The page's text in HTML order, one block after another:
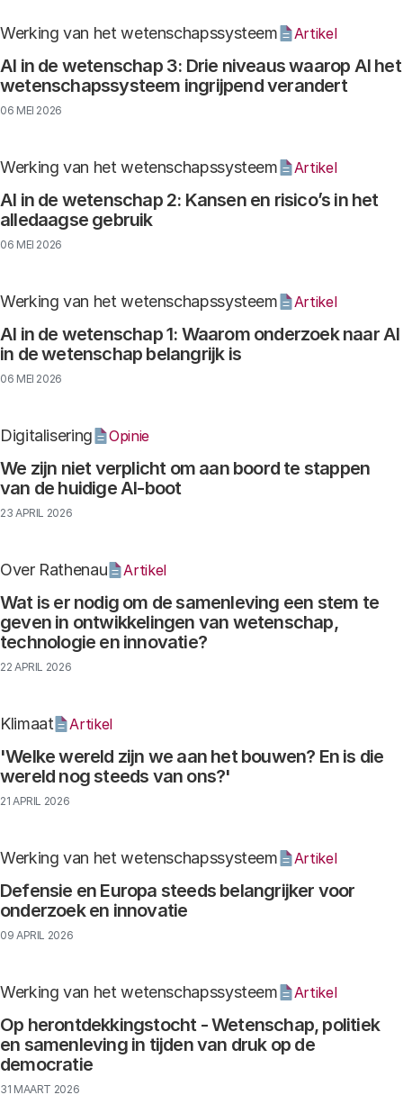
AI in de wetenschap 3: Drie niveaus waarop AI het
wetenschapssysteem ingrijpend verandert
Werking van het wetenschapssysteem Artikel
06 MEI 2026
AI in de wetenschap 2: Kansen en risico’s in het
alledaagse gebruik
Werking van het wetenschapssysteem Artikel
06 MEI 2026
AI in de wetenschap 1: Waarom onderzoek naar AI
in de wetenschap belangrijk is
Werking van het wetenschapssysteem Artikel
06 MEI 2026
We zijn niet verplicht om aan boord te stappen
van de huidige AI-boot
Digitalisering Opinie
23 APRIL 2026
Wat is er nodig om de samenleving een stem te
geven in ontwikkelingen van wetenschap,
technologie en innovatie?
Over Rathenau Artikel
22 APRIL 2026
'Welke wereld zijn we aan het bouwen? En is die
wereld nog steeds van ons?'
Klimaat Artikel
21 APRIL 2026
Defensie en Europa steeds belangrijker voor
onderzoek en innovatie
Werking van het wetenschapssysteem Artikel
09 APRIL 2026
Op herontdekkingstocht - Wetenschap, politiek
en samenleving in tijden van druk op de
democratie
Werking van het wetenschapssysteem Artikel
31 MAART 2026